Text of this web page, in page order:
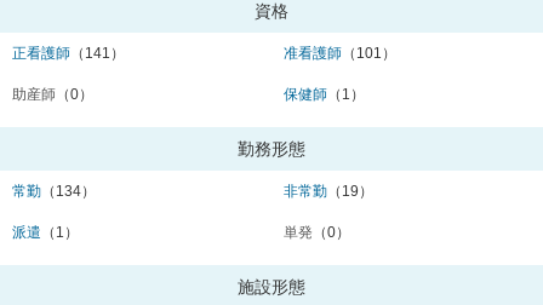
資格
正看護師 （141） 准看護師 （101）
助産師 （0） 保健師 （1）
勤務形態
常勤 （134） 非常勤 （19）
派遣 （1） 単発 （0）
施設形態